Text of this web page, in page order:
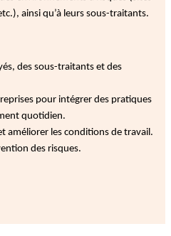
ainsi qu’à leurs sous-traitants.
des sous-traitants et des
pour intégrer des pratiques
quotidien.
améliorer les conditions de travail.
des risques.